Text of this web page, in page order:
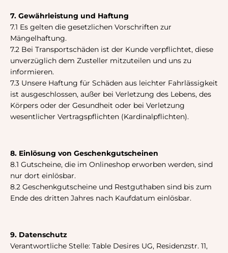
7. Gewährleistung und Haftung
7.1 Es gelten die gesetzlichen Vorschriften zur
Mängelhaftung.
7.2 Bei Transportschäden ist der Kunde verpflichtet, diese
unverzüglich dem Zusteller mitzuteilen und uns zu
informieren.
7.3 Unsere Haftung für Schäden aus leichter Fahrlässigkeit
ist ausgeschlossen, außer bei Verletzung des Lebens, des
Körpers oder der Gesundheit oder bei Verletzung
wesentlicher Vertragspflichten (Kardinalpflichten).
8. Einlösung von Geschenkgutscheinen
8.1 Gutscheine, die im Onlineshop erworben werden, sind
nur dort einlösbar.
8.2 Geschenkgutscheine und Restguthaben sind bis zum
Ende des dritten Jahres nach Kaufdatum einlösbar.
9. Datenschutz
Verantwortliche Stelle: Table Desires UG, Residenzstr. 11,